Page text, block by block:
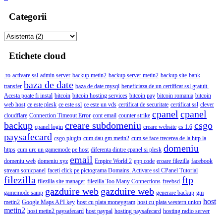
Categorii
Etichete cloud
.ro activare ssl admin server backup metin2 backup server metin2 backup site bank
transfer baza de date baza de date mysql beneficiaza de un certificat ssl gratuit.
Acesta poate fi instal bitcoin bitcoin hosting services bitcoin pay bitcoin romania bitcoin
web host ce este plesk ce este ssl ce este un vds certificat de securitate certificat ssl clever
cloudflare Connection Timeout Error cont email counter strike cpanel cpanel
backup cpanel login creare subdomeniu creare website cs 1.6 csgo
paysafecard csgo plugin cum dau gm metin2 cum se face trecerea de la http la
https cum urc un gamemode pe host diferenta dintre cpanel si plesk domeniu
domeniu web domeniu xyz email Empire World 2 epp code eroare filezilla facebook
stream sonicpanel faceți click pe pictograma Domains. Activare ssl CPanel Tutorial
filezilla filezilla site manager filezilla Too Many Connections freebsd ftp
gamemode samp gazduire web gazduire web generare backup gm
metin2 Google Maps API key host cu plata moneygram host cu plata western union host
metin2 host metin2 paysafecard host paypal hosting paysafecard hosting radio server